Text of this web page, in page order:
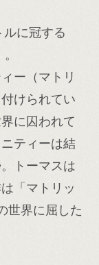
ルに冠する
ー（マトリ
けられてい
に囚われて
ティーは結
トーマスは
「マトリッ
世界に屈した